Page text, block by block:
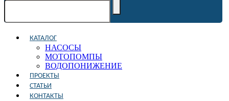
КАТАЛОГ
НАСОСЫ
МОТОПОМПЫ
ВОДОПОНИЖЕНИЕ
ПРОЕКТЫ
СТАТЬИ
КОНТАКТЫ